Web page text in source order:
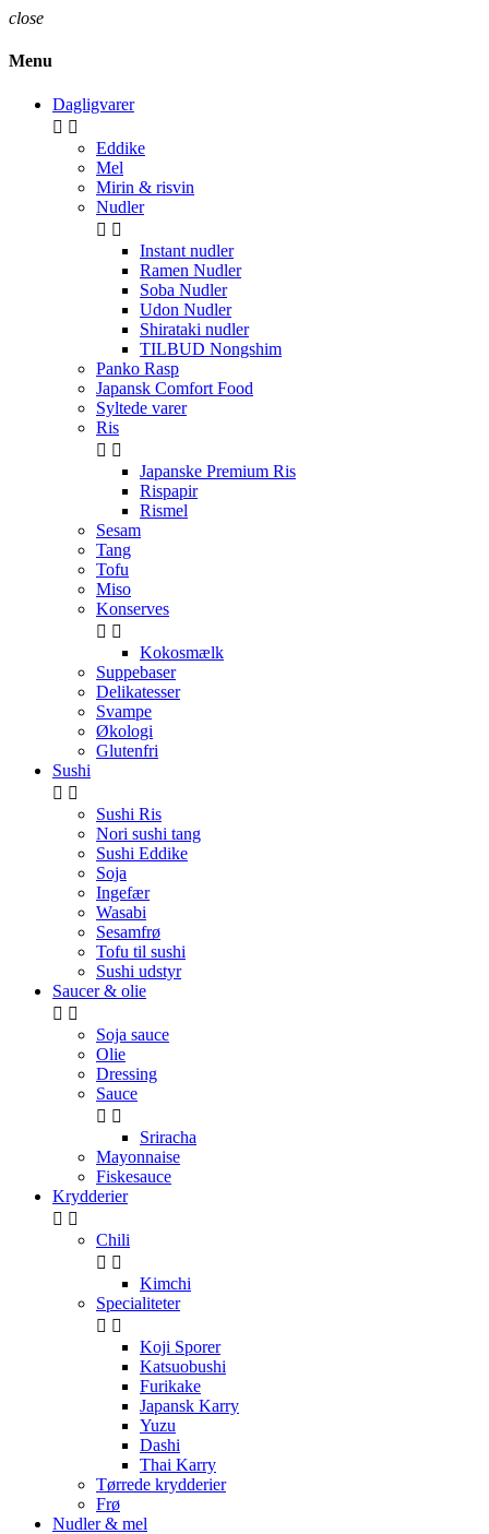
close
Menu
Dagligvarer
 
Eddike
Mel
Mirin & risvin
Nudler
 
Instant nudler
Ramen Nudler
Soba Nudler
Udon Nudler
Shirataki nudler
TILBUD Nongshim
Panko Rasp
Japansk Comfort Food
Syltede varer
Ris
 
Japanske Premium Ris
Rispapir
Rismel
Sesam
Tang
Tofu
Miso
Konserves
 
Kokosmælk
Suppebaser
Delikatesser
Svampe
Økologi
Glutenfri
Sushi
 
Sushi Ris
Nori sushi tang
Sushi Eddike
Soja
Ingefær
Wasabi
Sesamfrø
Tofu til sushi
Sushi udstyr
Saucer & olie
 
Soja sauce
Olie
Dressing
Sauce
 
Sriracha
Mayonnaise
Fiskesauce
Krydderier
 
Chili
 
Kimchi
Specialiteter
 
Koji Sporer
Katsuobushi
Furikake
Japansk Karry
Yuzu
Dashi
Thai Karry
Tørrede krydderier
Frø
Nudler & mel